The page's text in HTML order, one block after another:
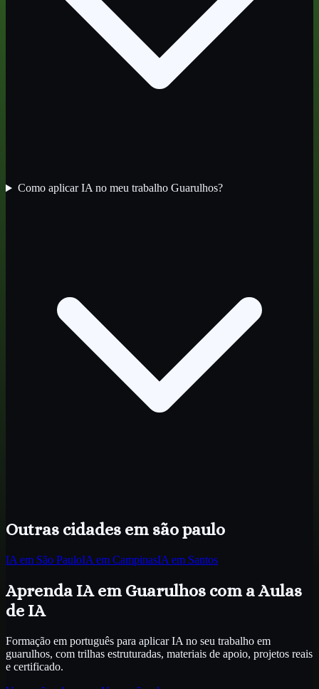
Como aplicar IA no meu trabalho Guarulhos?
Outras cidades em são paulo
IA em São PauloIA em CampinasIA em Santos
Aprenda IAem Guarulhos com a Aulas
de IA
Formação em português para aplicar IA no seu trabalho em
guarulhos, com trilhas estruturadas, materiais de apoio, projetos reais
e certificado.